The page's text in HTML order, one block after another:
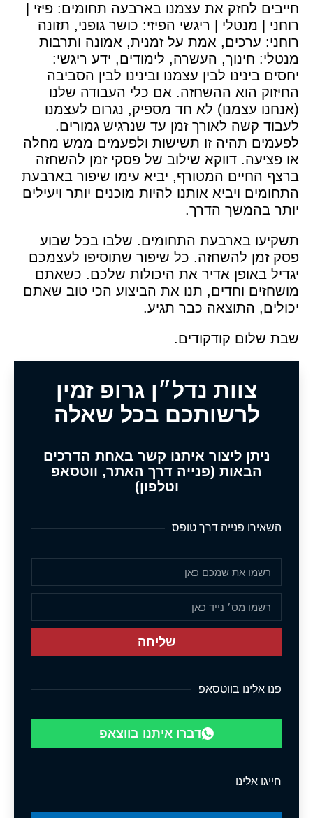
חייבים לחזק את עצמנו בארבעה תחומים: פיזי |
רוחני | מנטלי | ריגשי הפיזי: כושר גופני, תזונה
רוחני: ערכים, אמת על זמנית, אמונה ותרבות
מנטלי: חינוך, העשרה, לימודים, ידע ריגשי:
יחסים בינינו לבין עצמנו ובינינו לבין הסביבה
החיזוק הוא ההשחזה. אם כלי העבודה שלנו
(אנחנו עצמנו) לא חד מספיק, נגרום לעצמנו
לעבוד קשה לאורך זמן עד שנרגיש גמורים.
לפעמים תהיה זו תשישות ולפעמים ממש מחלה
או פציעה. דווקא שילוב של פסקי זמן להשחזה
ברצף החיים המטורף, יביא עימו שיפור בארבעת
התחומים ויביא אותנו להיות מוכנים יותר ויעילים
יותר בהמשך הדרך.
תשקיעו בארבעת התחומים. שלבו בכל שבוע
פסק זמן להשחזה. כל שיפור שתוסיפו לעצמכם
יגדיל באופן אדיר את היכולות שלכם. כשאתם
מושחזים וחדים, תנו את הביצוע הכי טוב שאתם
יכולים, התוצאה כבר תגיע.
שבת שלום קודקודים.
צוות נדל״ן גרופ זמין
לרשותכם בכל שאלה
ניתן ליצור איתנו קשר באחת הדרכים
הבאות (פנייה דרך האתר, ווטסאפ
וטלפון)
השאירו פנייה דרך טופס
שליחה
פנו אלינו בווטסאפ
דברו איתנו בווצאפ
חייגו אלינו